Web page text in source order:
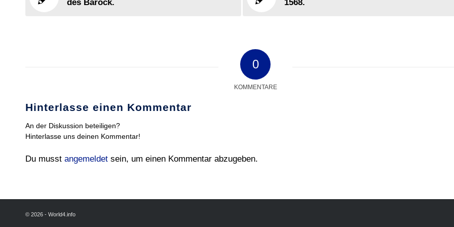
des Barock.
1568.
0
KOMMENTARE
Hinterlasse einen Kommentar
An der Diskussion beteiligen?
Hinterlasse uns deinen Kommentar!
Du musst angemeldet sein, um einen Kommentar abzugeben.
© 2026 - World4.info